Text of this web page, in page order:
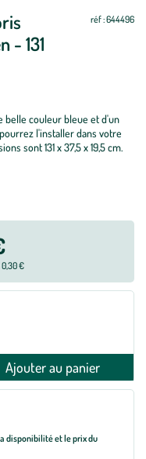
- 131
réf : 644496
belle couleur bleue et d'un
l'installer dans votre
sont 131 x 37,5 x 19,5 cm.
€
Ajouter au panier
disponibilité et le prix du